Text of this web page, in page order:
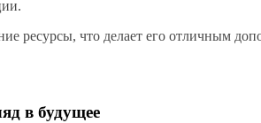
ресурсы, что делает его отличным
в будущее